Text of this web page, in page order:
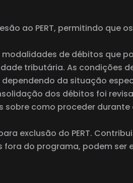
ao PERT, permitindo que
modalidades de débitos que
tributária. As condições
da situação
dos débitos foi
como proceder
exclusão do PERT.
do programa, podem ser